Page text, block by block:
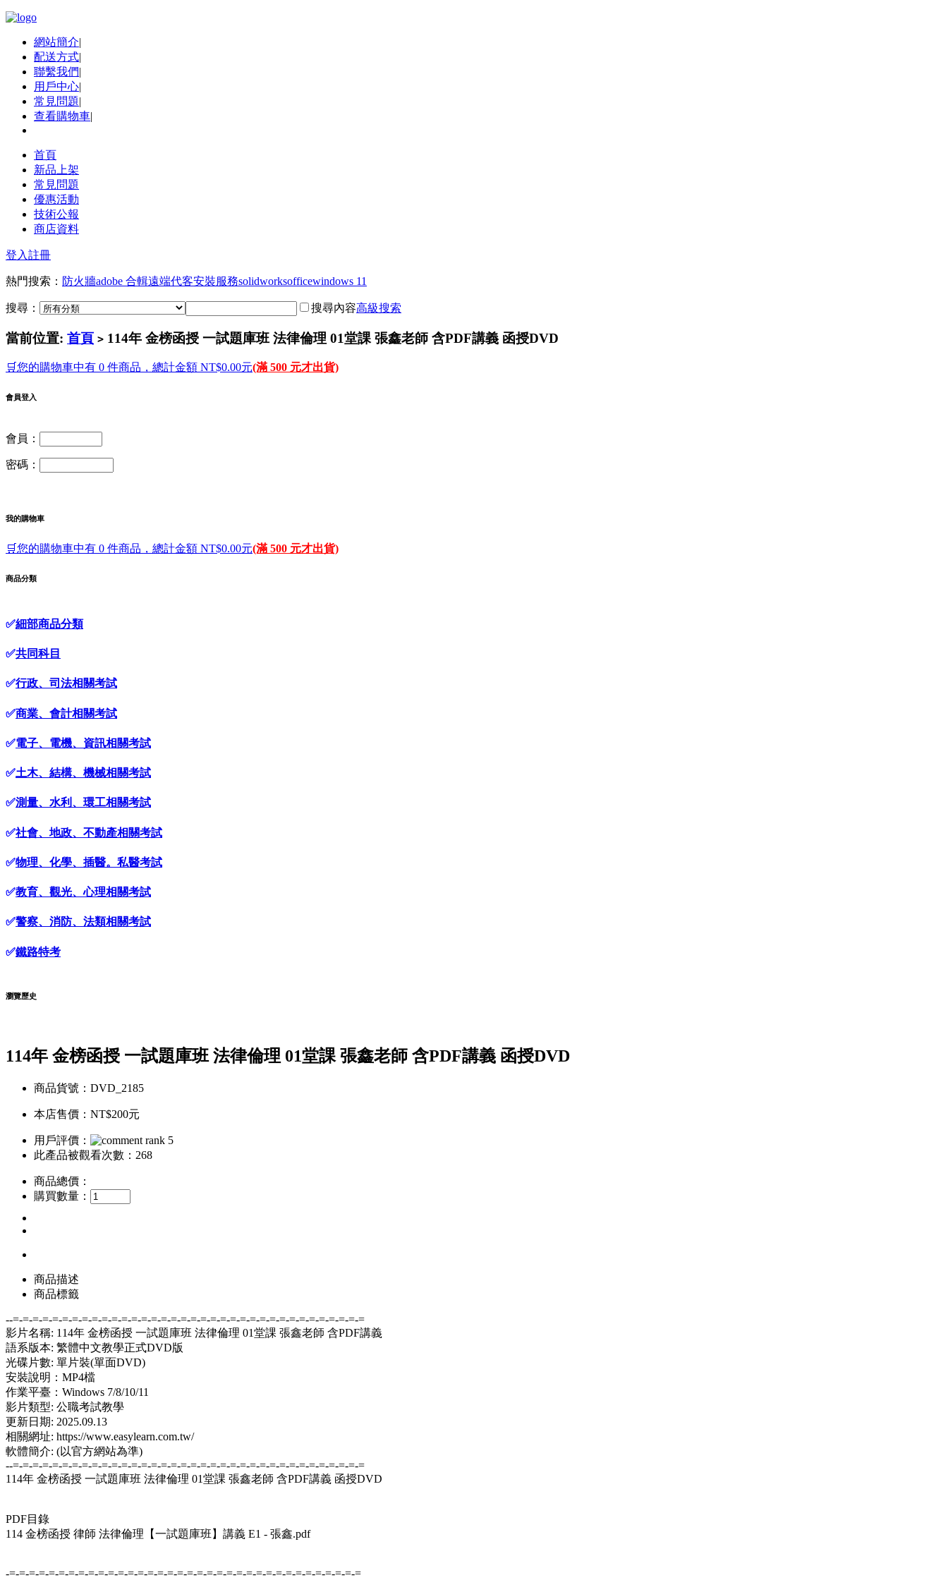
網站簡介|
配送方式|
聯繫我們|
用戶中心|
常見問題|
查看購物車|
首頁
新品上架
常見問題
優惠活動
技術公報
商店資料
登入註冊
熱門搜索： 防火牆adobe 合輯遠端代客安裝服務solidworksofficewindows 11
搜尋： 搜尋內容高級搜索
當前位置: 首頁 > 114年 金榜函授 一試題庫班 法律倫理 01堂課 張鑫老師 含PDF講義 函授DVD
🛒您的購物車中有 0 件商品，總計金額 NT$0.00元(滿 500 元才出貨)
會員登入
會員：
密碼：
我的購物車
🛒您的購物車中有 0 件商品，總計金額 NT$0.00元(滿 500 元才出貨)
商品分類
✅細部商品分類
✅共同科目
✅行政、司法相關考試
✅商業、會計相關考試
✅電子、電機、資訊相關考試
✅土木、結構、機械相關考試
✅測量、水利、環工相關考試
✅社會、地政、不動產相關考試
✅物理、化學、插醫。私醫考試
✅教育、觀光、心理相關考試
✅警察、消防、法類相關考試
✅鐵路特考
瀏覽歷史
114年 金榜函授 一試題庫班 法律倫理 01堂課 張鑫老師 含PDF講義 函授DVD
商品貨號：DVD_2185
本店售價： NT$200元
用戶評價：
此產品被觀看次數：268
商品總價：
購買數量：
商品描述
商品標籤
--=-=-=-=-=-=-=-=-=-=-=-=-=-=-=-=-=-=-=-=-=-=-=-=-=-=-=-=-=-=-=-=-=-=-=-=
影片名稱: 114年 金榜函授 一試題庫班 法律倫理 01堂課 張鑫老師 含PDF講義
語系版本: 繁體中文教學正式DVD版
光碟片數: 單片裝(單面DVD)
安裝說明：MP4檔
作業平臺：Windows 7/8/10/11
影片類型: 公職考試教學
更新日期: 2025.09.13
相關網址: https://www.easylearn.com.tw/
軟體簡介: (以官方網站為準)
--=-=-=-=-=-=-=-=-=-=-=-=-=-=-=-=-=-=-=-=-=-=-=-=-=-=-=-=-=-=-=-=-=-=-=-=
114年 金榜函授 一試題庫班 法律倫理 01堂課 張鑫老師 含PDF講義 函授DVD
PDF目錄
114 金榜函授 律師 法律倫理【一試題庫班】講義 E1 - 張鑫.pdf
-=-=-=-=-=-=-=-=-=-=-=-=-=-=-=-=-=-=-=-=-=-=-=-=-=-=-=-=-=-=-=-=-=-=-=-=